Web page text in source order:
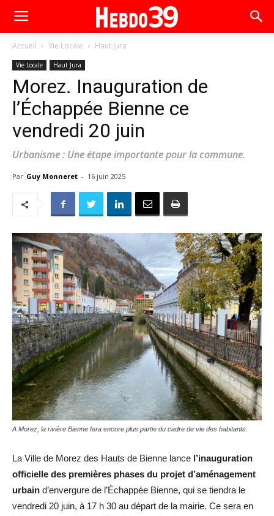
Accueil Vie Locale Haut Jura
Vie Locale Haut Jura
Morez. Inauguration de
l’Échappée Bienne ce
vendredi 20 juin
Urbanisme : Une étape importante pour la commune.
Par Guy Monneret - 16 juin 2025
A Morez, la rivière Bienne fera encore plus partie du cadre de vie des habitants.
La Ville de Morez des Hauts de Bienne lance l’inauguration
officielle des premières phases du projet d’aménagement
urbain d’envergure de l’Échappée Bienne, qui se tiendra le
vendredi 20 juin, à 17 h 30 au départ de la mairie. Ce sera en